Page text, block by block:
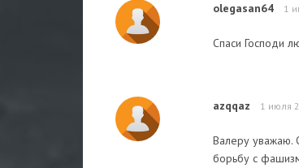
olegasan64 1
Спаси Господи
azqqaz 1 июля
Валеру уважаю.
борьбу с